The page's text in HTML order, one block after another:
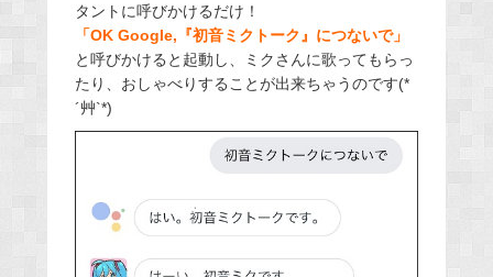
タントに呼びかけるだけ！
「OK Google,『初音ミクトーク』につないで」
と呼びかけると起動し、ミクさんに歌ってもらっ
たり、おしゃべりすることが出来ちゃうのです(*
´艸`*)